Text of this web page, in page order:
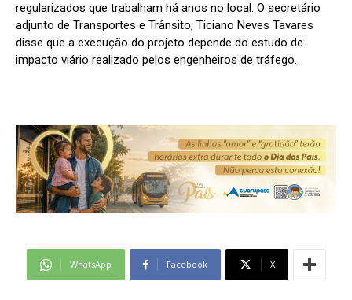
regularizados que trabalham há anos no local. O secretário
adjunto de Transportes e Trânsito, Ticiano Neves Tavares
disse que a execução do projeto depende do estudo de
impacto viário realizado pelos engenheiros de tráfego.
WhatsApp Facebook X